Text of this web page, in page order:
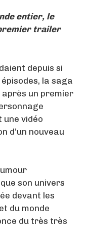
entier, le
trailer
depuis si
la saga
un premier
vidéo
d’un nouveau
son univers
devant les
du monde
du très très